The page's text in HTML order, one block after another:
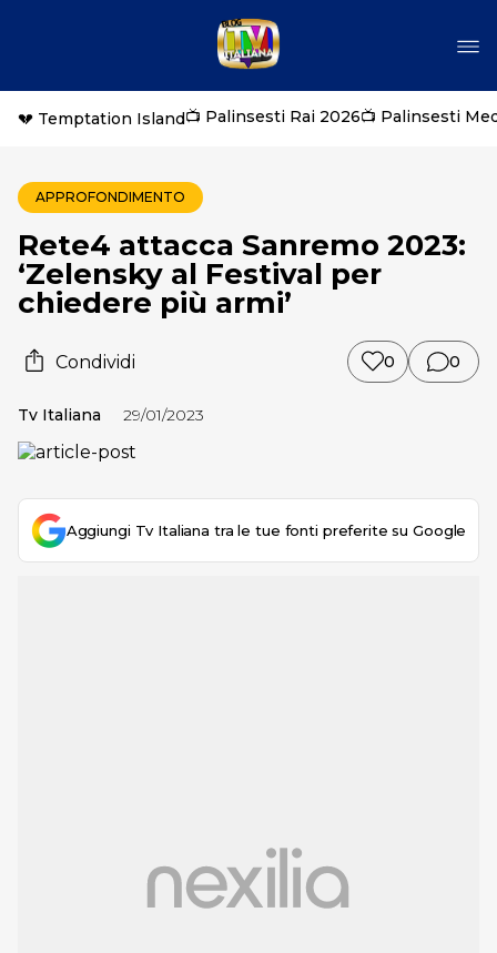
💔 Temptation Island📺 Palinsesti Rai 2026📺 Palinsesti
APPROFONDIMENTO
Rete4 attacca Sanremo 2023:
‘Zelensky al Festival per
chiedere più armi’
Condividi 0 0
Tv Italiana 29/01/2023
Aggiungi Tv Italiana tra le tue fonti preferite su Google